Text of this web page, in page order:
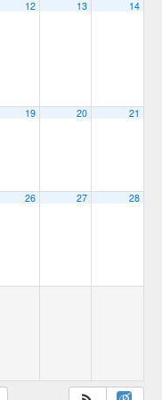
12 13 14
19 20 21
26 27 28